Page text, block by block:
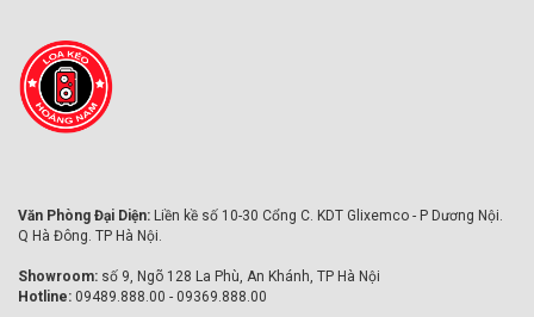
Văn Phòng Đại Diện: Liền kề số 10-30 Cổng C. KDT Glixemco - P Dương Nội.
Q Hà Đông. TP Hà Nội.
Showroom: số 9, Ngõ 128 La Phù, An Khánh, TP Hà Nội
Hotline: 09489.888.00 - 09369.888.00